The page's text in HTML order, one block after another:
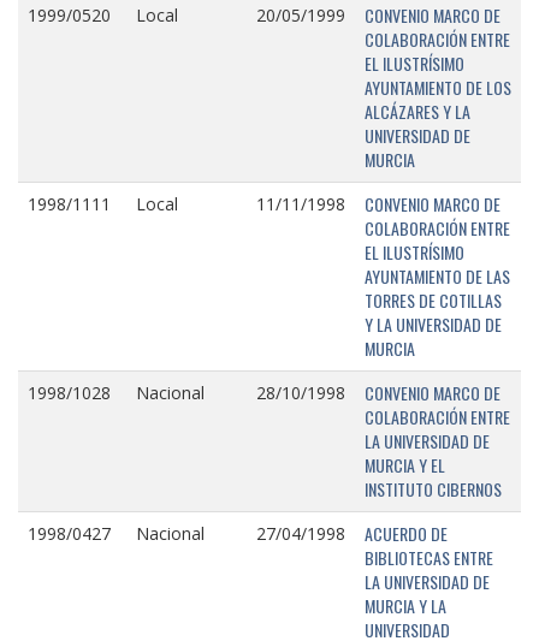
1999/0520 Local 20/05/1999
CONVENIO MARCO DE
COLABORACIÓN ENTRE
EL ILUSTRÍSIMO
AYUNTAMIENTO DE LOS
ALCÁZARES Y LA
UNIVERSIDAD DE
MURCIA
1998/1111 Local 11/11/1998
CONVENIO MARCO DE
COLABORACIÓN ENTRE
EL ILUSTRÍSIMO
AYUNTAMIENTO DE LAS
TORRES DE COTILLAS
Y LA UNIVERSIDAD DE
MURCIA
1998/1028 Nacional 28/10/1998
CONVENIO MARCO DE
COLABORACIÓN ENTRE
LA UNIVERSIDAD DE
MURCIA Y EL
INSTITUTO CIBERNOS
1998/0427 Nacional 27/04/1998
ACUERDO DE
BIBLIOTECAS ENTRE
LA UNIVERSIDAD DE
MURCIA Y LA
UNIVERSIDAD